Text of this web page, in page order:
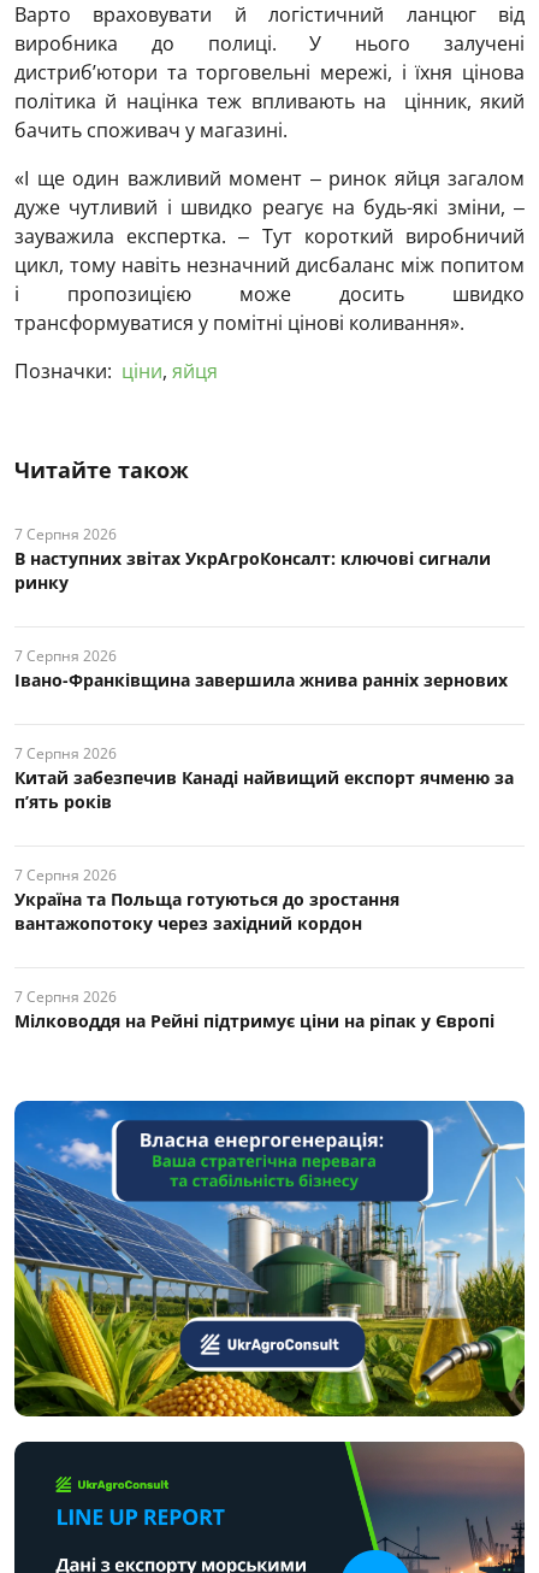
Варто враховувати й логістичний ланцюг від
виробника до полиці. У нього залучені
дистриб’ютори та торговельні мережі, і їхня цінова
політика й націнка теж впливають на цінник, який
бачить споживач у магазині.
«І ще один важливий момент ‒ ринок яйця загалом
дуже чутливий і швидко реагує на будь-які зміни, ‒
зауважила експертка. ‒ Тут короткий виробничий
цикл, тому навіть незначний дисбаланс між попитом
і пропозицією може досить швидко
трансформуватися у помітні цінові коливання».
Позначки: ціни, яйця
Читайте також
7 Серпня 2026
В наступних звітах УкрАгроКонсалт: ключові cигнали
ринку
7 Серпня 2026
Івано-Франківщина завершила жнива ранніх зернових
7 Серпня 2026
Китай забезпечив Канаді найвищий експорт ячменю за
п’ять років
7 Серпня 2026
Україна та Польща готуються до зростання
вантажопотоку через західний кордон
7 Серпня 2026
Мілководдя на Рейні підтримує ціни на ріпак у Європі